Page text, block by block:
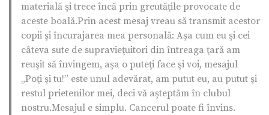
materială şi trece încă prin greutăţile provocate de
aceste boală.Prin acest mesaj vreau să transmit acestor
copii şi încurajarea mea personală: Aşa cum eu şi cei
câteva sute de supravieţuitori din întreaga ţară am
reuşit să învingem, aşa o puteţi face şi voi, mesajul
„Poţi şi tu!” este unul adevărat, am putut eu, au putut şi
restul prietenilor mei, deci vă aşteptăm în clubul
nostru.Mesajul e simplu. Cancerul poate fi învins.